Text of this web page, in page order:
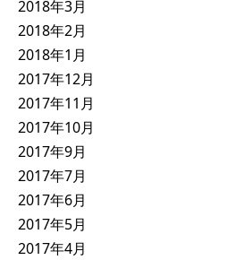
2018年3月
2018年2月
2018年1月
2017年12月
2017年11月
2017年10月
2017年9月
2017年7月
2017年6月
2017年5月
2017年4月